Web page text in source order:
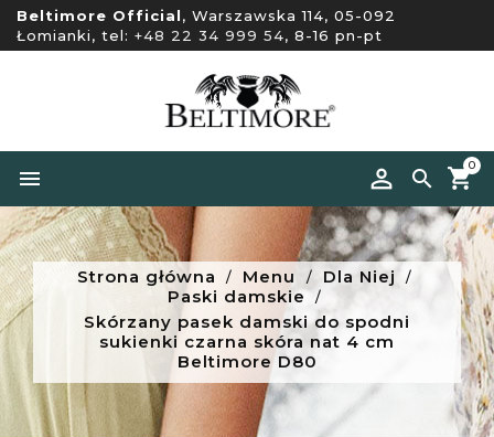
Beltimore Official, Warszawska 114, 05-092
Łomianki, tel: +48 22 34 999 54, 8-16 pn-pt


0
Strona główna Menu
Dla Niej
Paski damskie
Skórzany pasek damski do spodni
sukienki czarna skóra nat 4 cm
Beltimore D80